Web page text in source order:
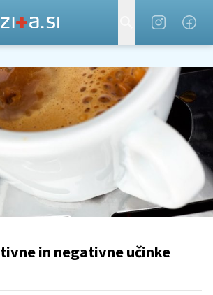
in negativne učinke